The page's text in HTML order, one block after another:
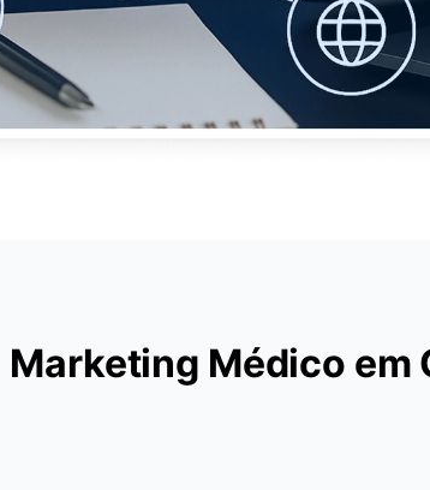
Marketing Médico em